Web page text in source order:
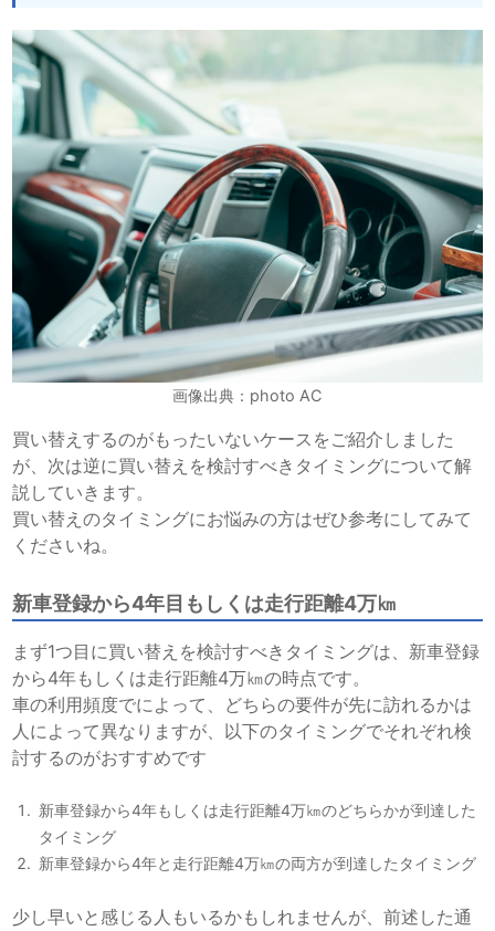
画像出典：photo AC
買い替えするのがもったいないケースをご紹介しました
が、次は逆に買い替えを検討すべきタイミングについて解
説していきます。
買い替えのタイミングにお悩みの方はぜひ参考にしてみて
くださいね。
新車登録から4年目もしくは走行距離4万㎞
まず1つ目に買い替えを検討すべきタイミングは、新車登録
から4年もしくは走行距離4万㎞の時点です。
車の利用頻度でによって、どちらの要件が先に訪れるかは
人によって異なりますが、以下のタイミングでそれぞれ検
討するのがおすすめです
新車登録から4年もしくは走行距離4万㎞のどちらかが到達した
タイミング
新車登録から4年と走行距離4万㎞の両方が到達したタイミング
少し早いと感じる人もいるかもしれませんが、前述した通